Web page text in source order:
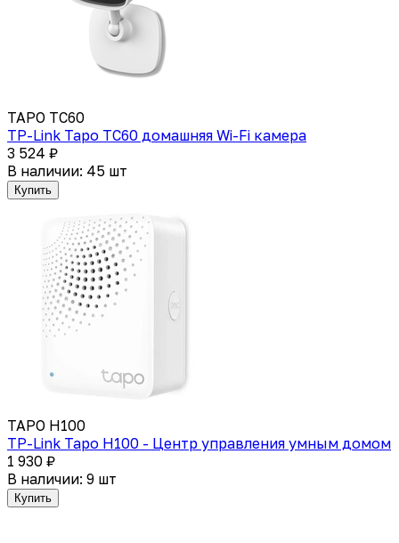
TAPO TC60
TP-Link Tapo TC60 домашняя Wi-Fi камера
3 524 ₽
В наличии: 45 шт
Купить
TAPO H100
TP-Link Tapo H100 - Центр управления умным домом
1 930 ₽
В наличии: 9 шт
Купить